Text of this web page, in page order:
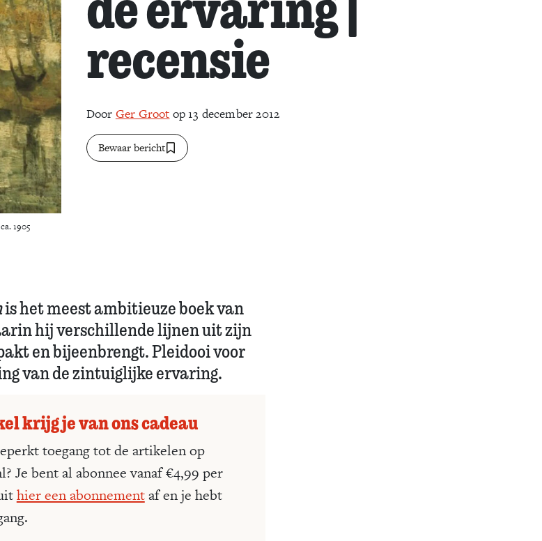
recensie
Door Ger Groot op 13 december 2012
Bewaar bericht
1905
is het meest ambitieuze boek van
hij verschillende lijnen uit zijn
en bijeenbrengt. Pleidooi voor
van de zintuiglijke ervaring.
krijg je van ons cadeau
toegang tot de artikelen op
Je bent al abonnee vanaf €4,99 per
hier een abonnementaf en je hebt